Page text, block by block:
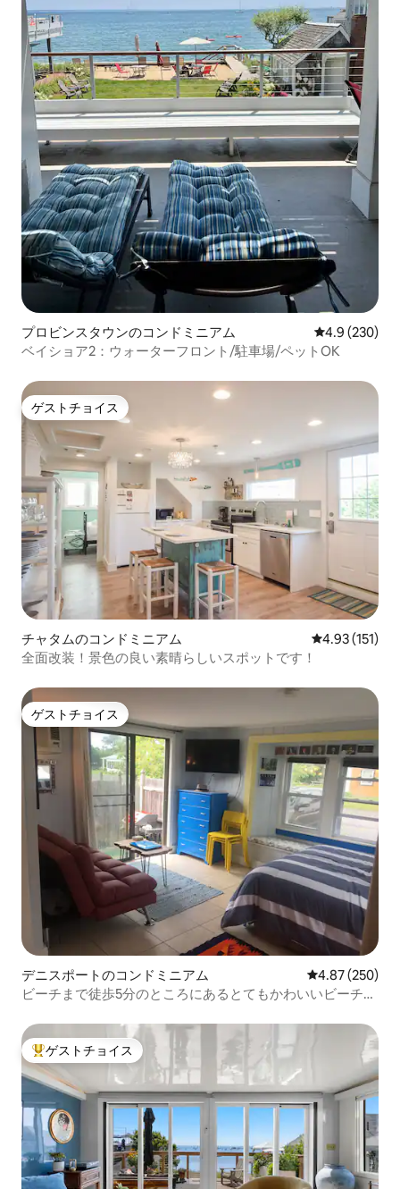
プロビンスタウンのコンドミニアム レビュー230
4.9 (230)
ベイショア2：ウォーターフロント/駐車場/ペットOK
ゲストチョイス
ゲストチョイス
チャタムのコンドミニアム レビュー151
4.93 (151)
全面改装！景色の良い素晴らしいスポットです！
ゲストチョイス
ゲストチョイス
デニスポートのコンドミニアム レビュー250
4.87 (250)
ビーチまで徒歩5分のところにあるとてもかわいいビーチコ
大好評のゲストチョイスです。
ゲストチョイス